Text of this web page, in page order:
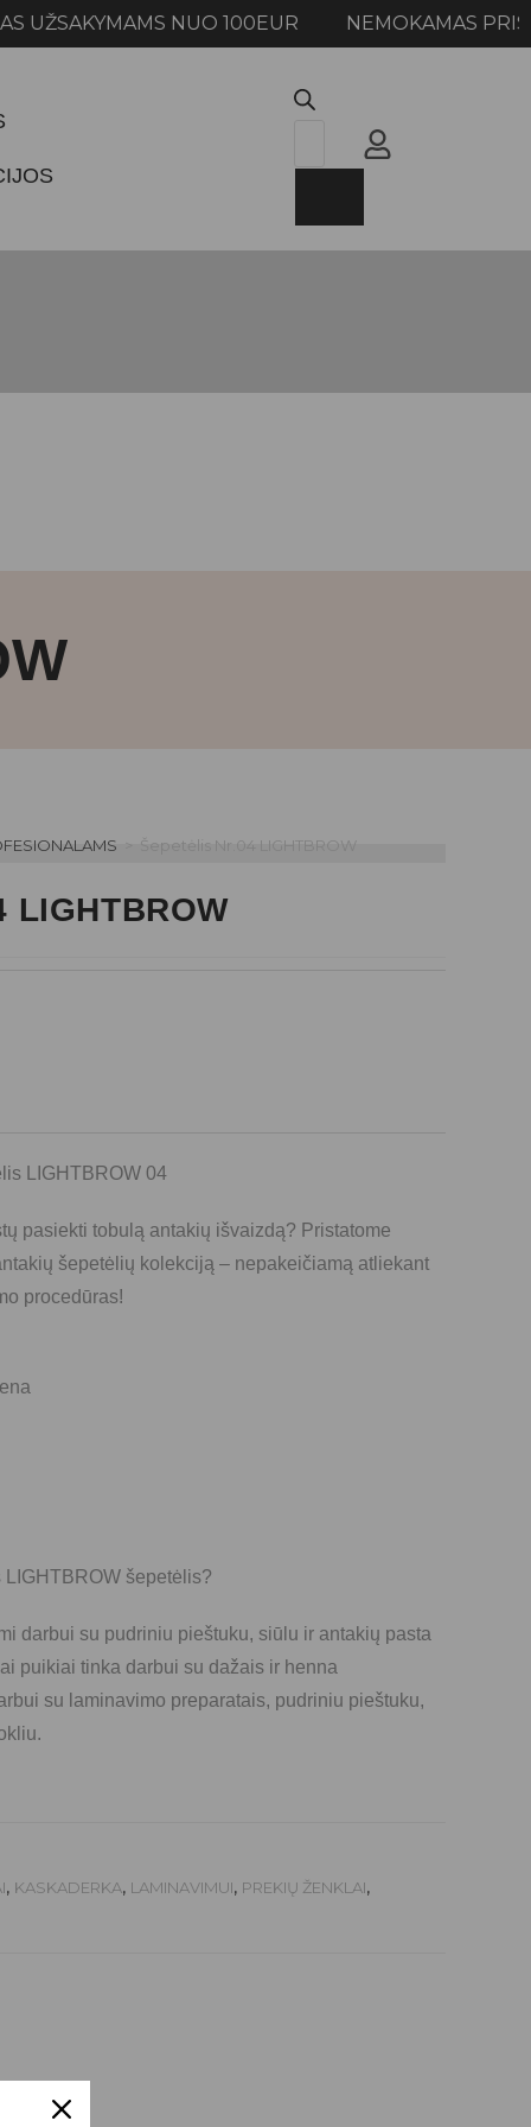
NUO 100EUR NEMOKAMAS
> Šepetėlis Nr.04 LIGHTBROW
LIGHTBROW
LIGHTBROW 04
pasiekti tobulą antakių išvaizdą? Pristatome
šepetėlių kolekciją – nepakeičiamą atliekant
procedūras!
šepetėlis?
darbui su pudriniu pieštuku, siūlu ir antakių pasta
puikiai tinka darbui su dažais ir henna
su laminavimo preparatais, pudriniu pieštuku,
, KASKADERKA, LAMINAVIMUI, PREKIŲ ŽENKLAI,